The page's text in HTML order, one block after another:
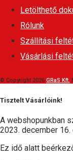
Letölthető
Rólunk
Szállítási
Vásárlási
© Copyright 2026 GRaS Kft.
Tisztelt Vásárlóink!
A webshopunkban
2023. december
Ez idő alatt